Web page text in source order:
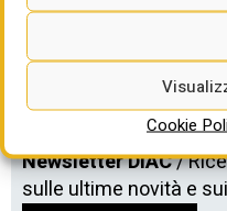
Cookie
Newsletter DIAC/
sulle ultime novità e